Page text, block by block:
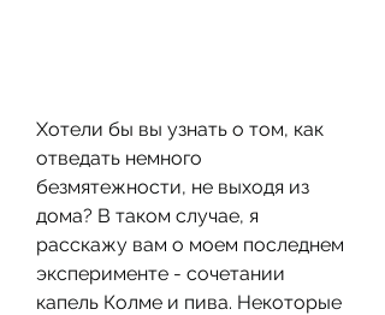
Хотели бы вы узнать о том, как
отведать немного
безмятежности, не выходя из
дома? В таком случае, я
расскажу вам о моем последнем
эксперименте - сочетании
капель Колме и пива. Некоторые